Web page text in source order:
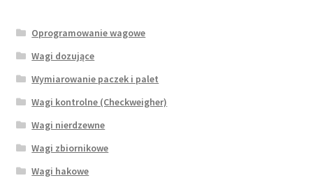
Oprogramowanie wagowe
Wagi dozujące
Wymiarowanie paczek i palet
Wagi kontrolne (Checkweigher)
Wagi nierdzewne
Wagi zbiornikowe
Wagi hakowe